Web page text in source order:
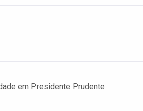
em Presidente Prudente